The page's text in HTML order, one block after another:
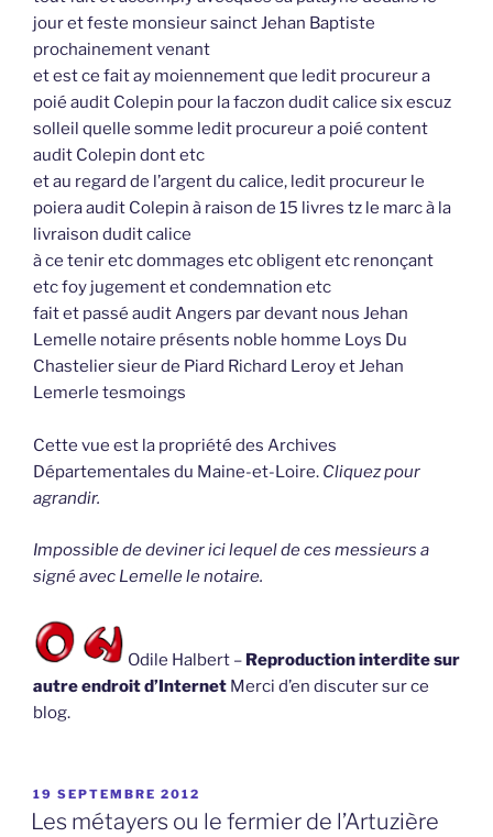
jour et feste monsieur sainct Jehan Baptiste
prochainement venant
et est ce fait ay moiennement que ledit procureur a
poié audit Colepin pour la faczon dudit calice six escuz
solleil quelle somme ledit procureur a poié content
audit Colepin dont etc
et au regard de l’argent du calice, ledit procureur le
poiera audit Colepin à raison de 15 livres tz le marc à la
livraison dudit calice
à ce tenir etc dommages etc obligent etc renonçant
etc foy jugement et condemnation etc
fait et passé audit Angers par devant nous Jehan
Lemelle notaire présents noble homme Loys Du
Chastelier sieur de Piard Richard Leroy et Jehan
Lemerle tesmoings
Cette vue est la propriété des Archives
Départementales du Maine-et-Loire. Cliquez pour
agrandir.
Impossible de deviner ici lequel de ces messieurs a
signé avec Lemelle le notaire.
Odile Halbert – Reproduction interdite sur
autre endroit d’Internet Merci d’en discuter sur ce
blog.
PUBLIÉ
LE
19 SEPTEMBRE 2012
Les métayers ou le fermier de l’Artuzière